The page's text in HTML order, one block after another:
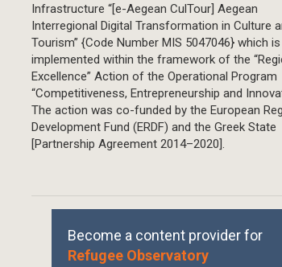
Infrastructure “[e-Aegean CulTour] Aegean
Interregional Digital Transformation in Culture
Tourism” {Code Number MIS 5047046} which is
implemented within the framework of the
Excellence” Action of the Operational Program
“Competitiveness, Entrepreneurship and
The action was co-funded by the European
Development Fund (ERDF) and the Greek State
[Partnership Agreement 2014–2020].
Become a content provider for
Refugee Observatory